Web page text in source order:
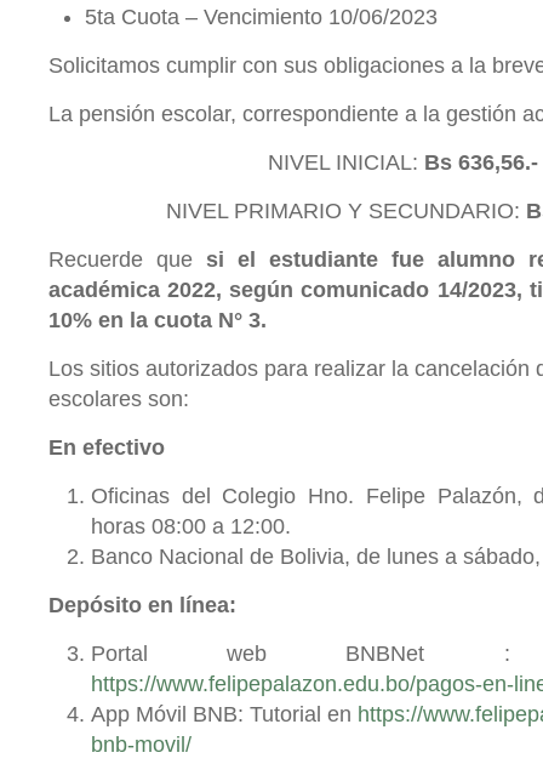
5ta Cuota – Vencimiento 10/06/2023
Solicitamos cumplir con sus obligaciones a la
La pensión escolar, correspondiente a la gestión
NIVEL INICIAL: Bs 636,56.-
NIVEL PRIMARIO Y SECUNDARIO:
Recuerde que si el estudiante fue alumno
académica 2022, según comunicado 14/2023,
10% en la cuota N° 3.
Los sitios autorizados para realizar la cancelación
escolares son:
En efectivo
Oficinas del Colegio Hno. Felipe Palazón,
horas 08:00 a 12:00.
Banco Nacional de Bolivia, de lunes a
Depósito en línea:
Portal web BNBNet :
https://www.felipepalazon.edu.bo/pagos-en-
App Móvil BNB: Tutorial en https://
bnb-movil/